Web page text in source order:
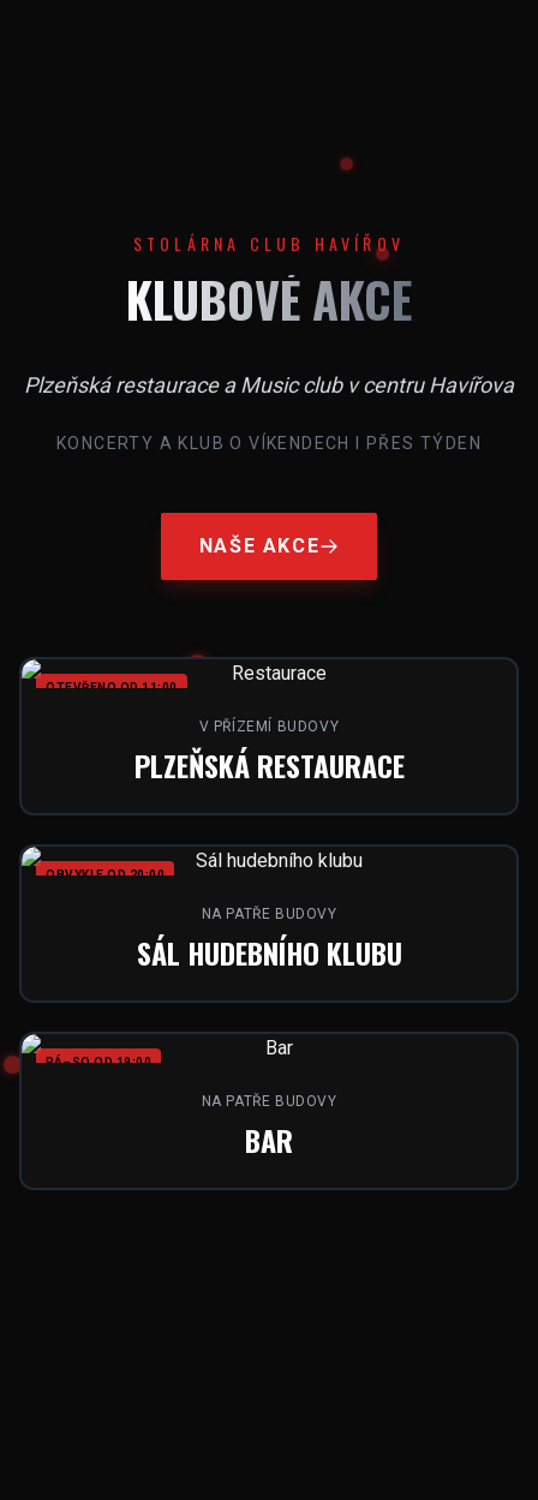
STOLÁRNA CLUB HAVÍŘOV
KLUBOVÉ AKCE
Plzeňská restaurace a Music club v centru Havířova
KONCERTY A KLUB O VÍKENDECH I PŘES TÝDEN
NAŠE AKCE
OTEVŘENO OD 11:00
V PŘÍZEMÍ BUDOVY
PLZEŇSKÁ RESTAURACE
OBVYKLE OD 20:00
NA PATŘE BUDOVY
SÁL HUDEBNÍHO KLUBU
PÁ–SO OD 19:00
NA PATŘE BUDOVY
BAR